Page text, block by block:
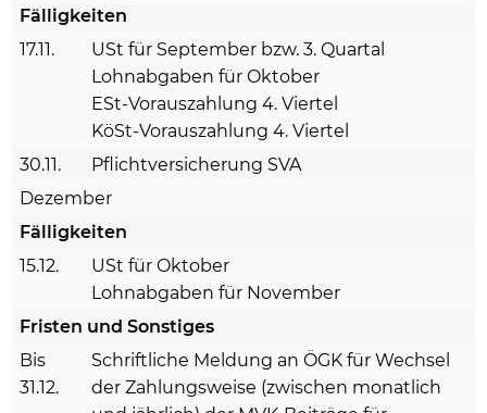
Fälligkeiten
17.11.
USt für September bzw. 3. Quartal
Lohnabgaben für Oktober
ESt-Vorauszahlung 4. Viertel
KöSt-Vorauszahlung 4. Viertel
30.11.
Pflichtversicherung SVA
Dezember
Fälligkeiten
15.12.
USt für Oktober
Lohnabgaben für November
Fristen und Sonstiges
Bis
31.12.
Schriftliche Meldung an ÖGK für Wechsel
der Zahlungsweise (zwischen monatlich